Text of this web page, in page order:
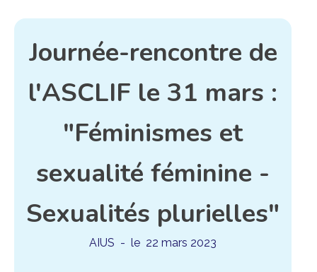
Journée-rencontre de
l'ASCLIF le 31 mars :
"Féminismes et
sexualité féminine -
Sexualités plurielles"
AIUS - le 22 mars 2023